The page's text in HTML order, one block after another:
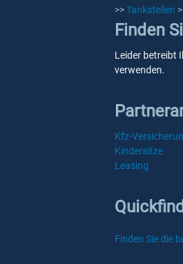
>>Tankstellen
Finden
Leider betreibt
verwenden.
Kfz-
Kindersitze
Leasing
Finden Sie die